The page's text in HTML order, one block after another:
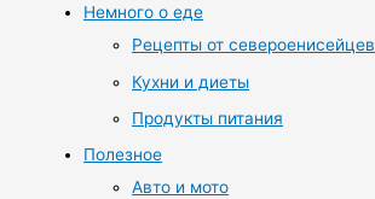
Немного о еде
Рецепты от североенисейцев
Кухни и диеты
Продукты питания
Полезное
Авто и мото